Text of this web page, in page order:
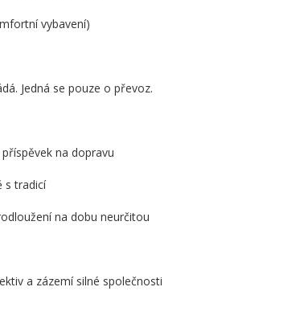
vybavení)
Jedná se pouze o převoz.
na dopravu
s tradicí
na dobu neurčitou
a zázemí silné společnosti